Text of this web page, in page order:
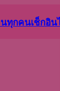
ทุกคนเช็กอิน